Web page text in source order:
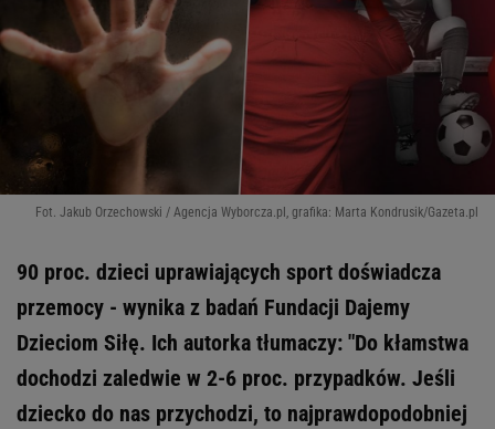
Fot. Jakub Orzechowski / Agencja Wyborcza.pl, grafika: Marta Kondrusik/Gazeta.pl
90 proc. dzieci uprawiających sport doświadcza
przemocy - wynika z badań Fundacji Dajemy
Dzieciom Siłę. Ich autorka tłumaczy: "Do kłamstwa
dochodzi zaledwie w 2-6 proc. przypadków. Jeśli
dziecko do nas przychodzi, to najprawdopodobniej